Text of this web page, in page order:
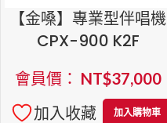
【金嗓】專業型伴唱機
CPX-900 K2F
會員價： NT$37,000
加入收藏
加入購物車